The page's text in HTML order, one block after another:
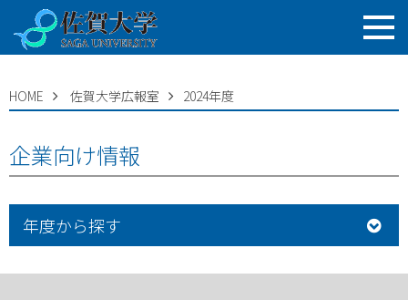
HOME 佐賀大学広報室 2024年度
企業向け情報
年度から探す